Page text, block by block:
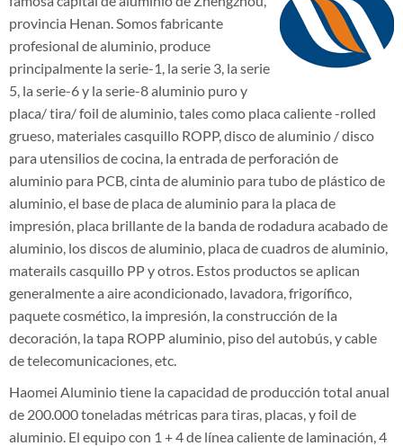
provincia Henan. Somos fabricante
profesional de aluminio, produce
principalmente la serie-1, la serie 3, la serie
5, la serie-6 y la serie-8 aluminio puro y
placa/ tira/ foil de aluminio, tales como placa caliente -rolled
grueso, materiales casquillo ROPP, disco de aluminio / disco
para utensilios de cocina, la entrada de perforación de
aluminio para PCB, cinta de aluminio para tubo de plástico de
aluminio, el base de placa de aluminio para la placa de
impresión, placa brillante de la banda de rodadura acabado de
aluminio, los discos de aluminio, placa de cuadros de aluminio,
materails casquillo PP y otros. Estos productos se aplican
generalmente a aire acondicionado, lavadora, frigorífico,
paquete cosmético, la impresión, la construcción de la
decoración, la tapa ROPP aluminio, piso del autobús, y cable
de telecomunicaciones, etc.
Haomei Aluminio tiene la capacidad de producción total anual
de 200.000 toneladas métricas para tiras, placas, y foil de
aluminio. El equipo con 1 + 4 de línea caliente de laminación, 4